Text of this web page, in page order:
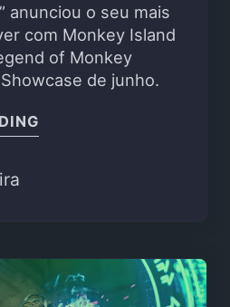
anunciou o seu mais
com Monkey Island
of Monkey
de junho.